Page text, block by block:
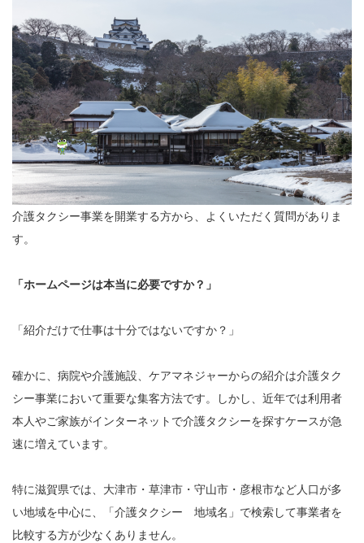
介護タクシー事業を開業する方から、よくいただく質問がありま
す。
「ホームページは本当に必要ですか？」
「紹介だけで仕事は十分ではないですか？」
確かに、病院や介護施設、ケアマネジャーからの紹介は介護タク
シー事業において重要な集客方法です。しかし、近年では利用者
本人やご家族がインターネットで介護タクシーを探すケースが急
速に増えています。
特に滋賀県では、大津市・草津市・守山市・彦根市など人口が多
い地域を中心に、「介護タクシー 地域名」で検索して事業者を
比較する方が少なくありません。